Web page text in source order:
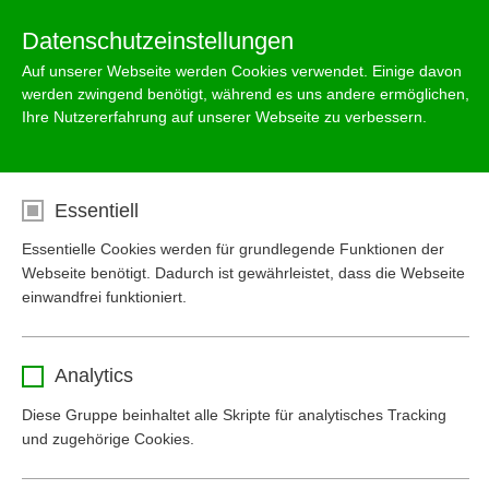
Datenschutzeinstellungen
Auf unserer Webseite werden Cookies verwendet. Einige davon
werden zwingend benötigt, während es uns andere ermöglichen,
Ihre Nutzererfahrung auf unserer Webseite zu verbessern.
Essentiell
Essentielle Cookies werden für grundlegende Funktionen der
Webseite benötigt. Dadurch ist gewährleistet, dass die Webseite
einwandfrei funktioniert.
Laufzeit 1 Monat
Analytics
Diese Gruppe beinhaltet alle Skripte für analytisches Tracking
und zugehörige Cookies.